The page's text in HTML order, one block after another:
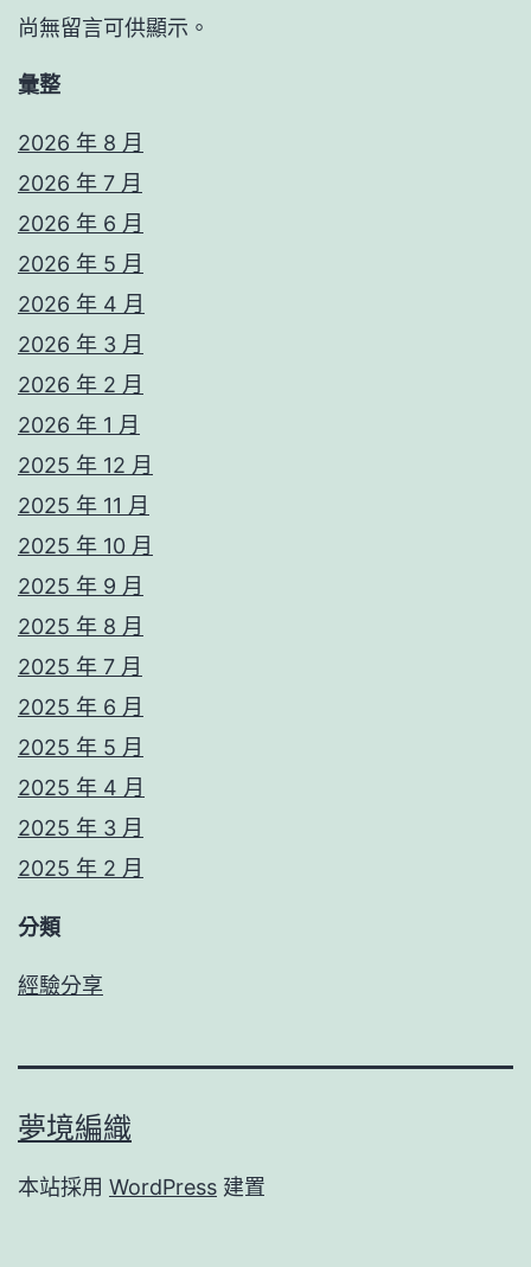
尚無留言可供顯示。
彙整
2026 年 8 月
2026 年 7 月
2026 年 6 月
2026 年 5 月
2026 年 4 月
2026 年 3 月
2026 年 2 月
2026 年 1 月
2025 年 12 月
2025 年 11 月
2025 年 10 月
2025 年 9 月
2025 年 8 月
2025 年 7 月
2025 年 6 月
2025 年 5 月
2025 年 4 月
2025 年 3 月
2025 年 2 月
分類
經驗分享
夢境編織
本站採用 WordPress 建置